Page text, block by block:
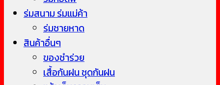
ร่มสนาม ร่มแม่ค้า
ร่มชายหาด
สินค้าอื่นๆ
ของชำร่วย
เสื้อกันฝน ชุดกันฝน